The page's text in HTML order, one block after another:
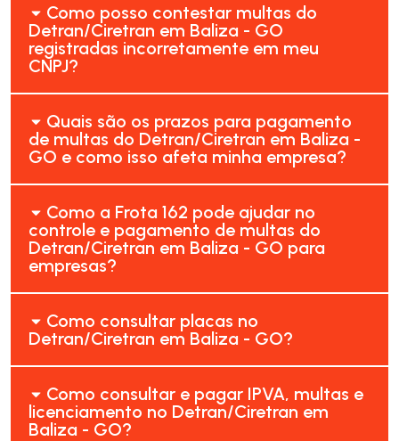
Como posso contestar multas do
Detran/Ciretran em Baliza - GO
registradas incorretamente em meu
CNPJ?
Quais são os prazos para pagamento
de multas do Detran/Ciretran em Baliza -
GO e como isso afeta minha empresa?
Como a Frota 162 pode ajudar no
controle e pagamento de multas do
Detran/Ciretran em Baliza - GO para
empresas?
Como consultar placas no
Detran/Ciretran em Baliza - GO?
Como consultar e pagar IPVA, multas e
licenciamento no Detran/Ciretran em
Baliza - GO?